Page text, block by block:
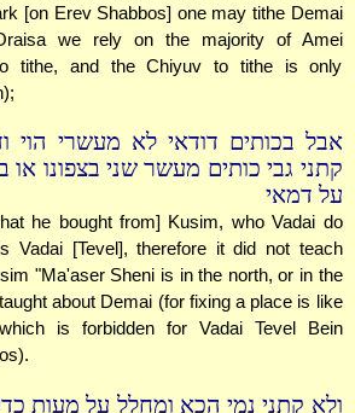
[on Erev Shabbos] one may tithe Demai
we rely on the majority of Amei
tithe, and the Chiyuv to tithe is only
אבל בכותים דודאי לא מעשרי הוי
קתני גבי כותים מעשר שני בצפונו או
על דמאי
he bought from] Kusim, who Vadai do
Vadai [Tevel], therefore it did not teach
"Ma'aser Sheni is in the north, or in the
about Demai (for fixing a place is like
is forbidden for Vadai Tevel Bein
ולא קתני נמי הכא ומחלל על מעות